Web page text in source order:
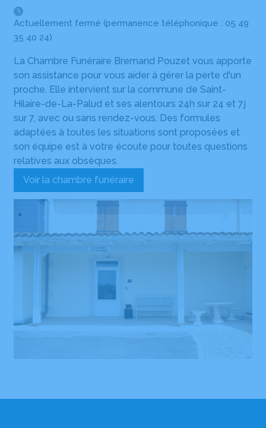
Actuellement fermé (permanence téléphonique : 05 49
35 40 24)
La Chambre Funéraire Bremand Pouzet vous apporte
son assistance pour vous aider à gérer la perte d'un
proche. Elle intervient sur la commune de Saint-
Hilaire-de-La-Palud et ses alentours 24h sur 24 et 7j
sur 7, avec ou sans rendez-vous. Des formules
adaptées à toutes les situations sont proposées et
son équipe est à votre écoute pour toutes questions
relatives aux obsèques.
Voir la chambre funéraire